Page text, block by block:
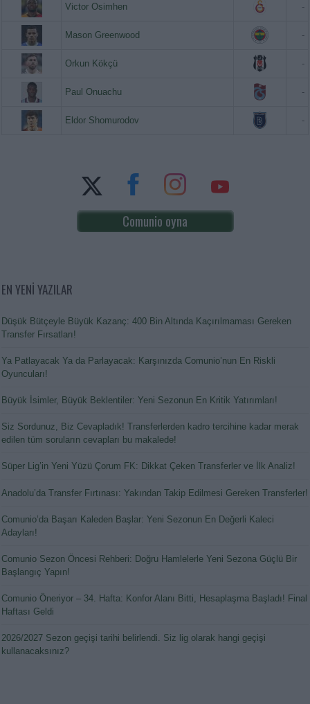
Victor Osimhen -
Mason Greenwood -
Orkun Kökçü -
Paul Onuachu -
Eldor Shomurodov -
Comunio oyna
EN YENİ YAZILAR
Düşük Bütçeyle Büyük Kazanç: 400 Bin Altında Kaçırılmaması Gereken
Transfer Fırsatları!
Ya Patlayacak Ya da Parlayacak: Karşınızda Comunio’nun En Riskli
Oyuncuları!
Büyük İsimler, Büyük Beklentiler: Yeni Sezonun En Kritik Yatırımları!
Siz Sordunuz, Biz Cevapladık! Transferlerden kadro tercihine kadar merak
edilen tüm soruların cevapları bu makalede!
Süper Lig’in Yeni Yüzü Çorum FK: Dikkat Çeken Transferler ve İlk Analiz!
Anadolu’da Transfer Fırtınası: Yakından Takip Edilmesi Gereken Transferler!
Comunio’da Başarı Kaleden Başlar: Yeni Sezonun En Değerli Kaleci
Adayları!
Comunio Sezon Öncesi Rehberi: Doğru Hamlelerle Yeni Sezona Güçlü Bir
Başlangıç Yapın!
Comunio Öneriyor – 34. Hafta: Konfor Alanı Bitti, Hesaplaşma Başladı! Final
Haftası Geldi
2026/2027 Sezon geçişi tarihi belirlendi. Siz lig olarak hangi geçişi
kullanacaksınız?